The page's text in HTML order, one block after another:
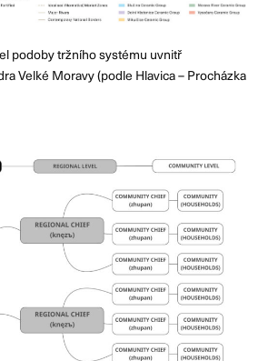
podoby tržního systému uvnitř
Velké Moravy (podle Hlavica – Procházka